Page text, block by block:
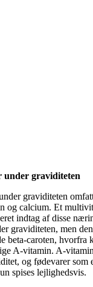
under graviditeten
graviditeten
og calcium. Et
indtag af disse
graviditeten, men
beta-caroten, hvorfra
A-vitamin. A-
og fødevarer som
spises lejlighedsvis.